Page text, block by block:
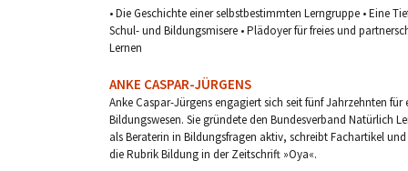
• Die Geschichte einer selbstbestimmten Lerngruppe • Eine
Schul- und Bildungsmisere • Plädoyer für freies und
Lernen
ANKE CASPAR-JÜRGENS
Anke Caspar-Jürgens engagiert sich seit fünf Jahrzehnten für
Bildungswesen. Sie gründete den Bundesverband Natürlich
als Beraterin in Bildungsfragen aktiv, schreibt Fachartikel
die Rubrik Bildung in der Zeitschrift »Oya«.